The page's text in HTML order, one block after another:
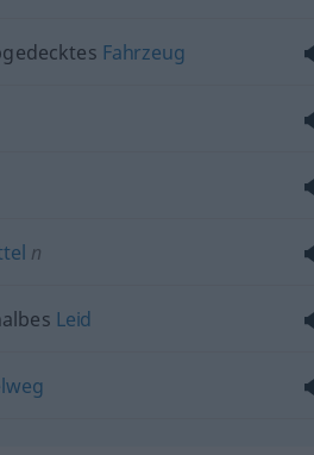
Fahrzeug
n
Leid